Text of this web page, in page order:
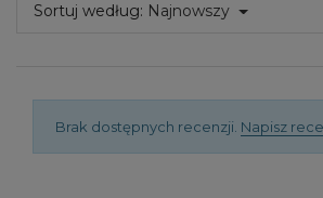
Sortuj według: Najnowszy
Brak dostępnych recenzji. Napisz